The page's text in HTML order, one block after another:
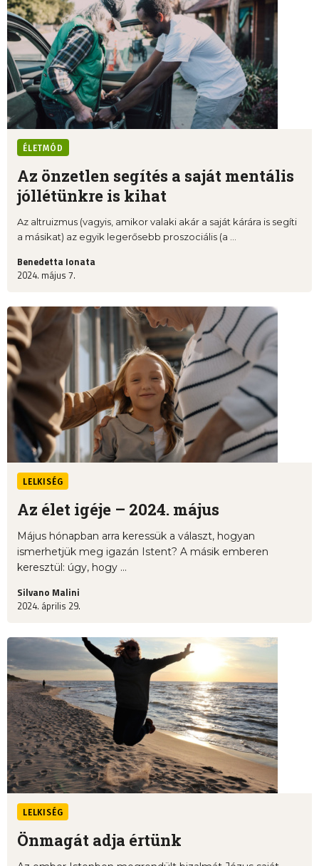
ÉLETMÓD
Az önzetlen segítés a saját mentális
jóllétünkre is kihat
Az altruizmus (vagyis, amikor valaki akár a saját kárára is segíti
a másikat) az egyik legerősebb proszociális (a ...
Benedetta Ionata
2024. május 7.
LELKISÉG
Az élet igéje – 2024. május
Május hónapban arra keressük a választ, hogyan
ismerhetjük meg igazán Istent? A másik emberen
keresztül: úgy, hogy ...
Silvano Malini
2024. április 29.
LELKISÉG
Önmagát adja értünk